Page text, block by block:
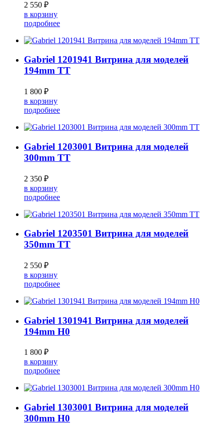
2 550 ₽
в корзину
подробнее
Gabriel 1201941 Витрина для моделей
194mm TT
1 800 ₽
в корзину
подробнее
Gabriel 1203001 Витрина для моделей
300mm TT
2 350 ₽
в корзину
подробнее
Gabriel 1203501 Витрина для моделей
350mm TT
2 550 ₽
в корзину
подробнее
Gabriel 1301941 Витрина для моделей
194mm H0
1 800 ₽
в корзину
подробнее
Gabriel 1303001 Витрина для моделей
300mm H0